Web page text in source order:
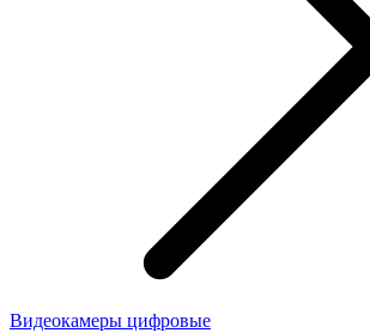
Видеокамеры цифровые